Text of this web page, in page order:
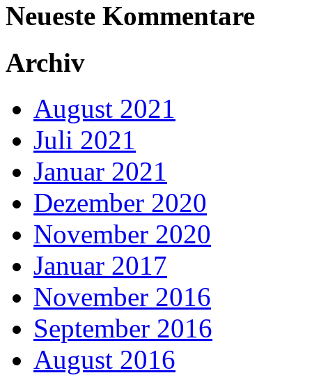
Neueste Kommentare
Archiv
August 2021
Juli 2021
Januar 2021
Dezember 2020
November 2020
Januar 2017
November 2016
September 2016
August 2016